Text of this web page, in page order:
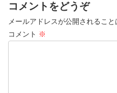
コメントをどうぞ
メールアドレスが公開されること
コメント ※